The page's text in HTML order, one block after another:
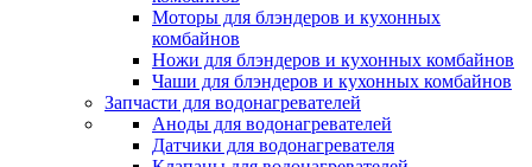
Моторы для блэндеров и кухонных
комбайнов
Ножи для блэндеров и кухонных комбайнов
Чаши для блэндеров и кухонных комбайнов
Запчасти для водонагревателей
Аноды для водонагревателей
Датчики для водонагревателя